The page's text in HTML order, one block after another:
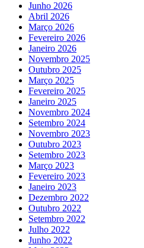
Junho 2026
Abril 2026
Março 2026
Fevereiro 2026
Janeiro 2026
Novembro 2025
Outubro 2025
Março 2025
Fevereiro 2025
Janeiro 2025
Novembro 2024
Setembro 2024
Novembro 2023
Outubro 2023
Setembro 2023
Março 2023
Fevereiro 2023
Janeiro 2023
Dezembro 2022
Outubro 2022
Setembro 2022
Julho 2022
Junho 2022